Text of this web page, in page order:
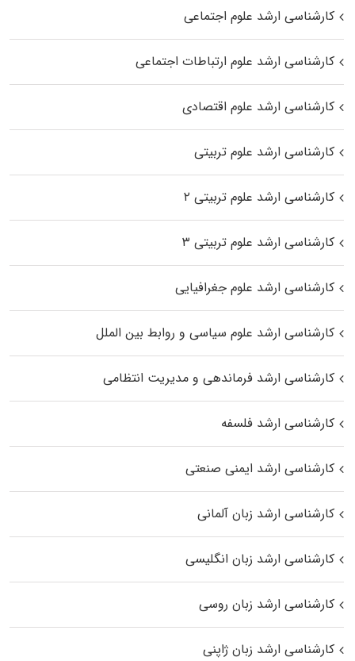
کارشناسی ارشد علوم اجتماعی
کارشناسی ارشد علوم ارتباطات اجتماعی
کارشناسی ارشد علوم اقتصادی
کارشناسی ارشد علوم تربیتی
کارشناسی ارشد علوم تربیتی ۲
کارشناسی ارشد علوم تربیتی ۳
کارشناسی ارشد علوم جغرافیایی
کارشناسی ارشد علوم سیاسی و روابط بین الملل
کارشناسی ارشد فرماندهی و مدیریت انتظامی
کارشناسی ارشد فلسفه
کارشناسی ارشد ایمنی صنعتی
کارشناسی ارشد زبان آلمانی
کارشناسی ارشد زبان انگلیسی
کارشناسی ارشد زبان روسی
کارشناسی ارشد زبان ژاپنی